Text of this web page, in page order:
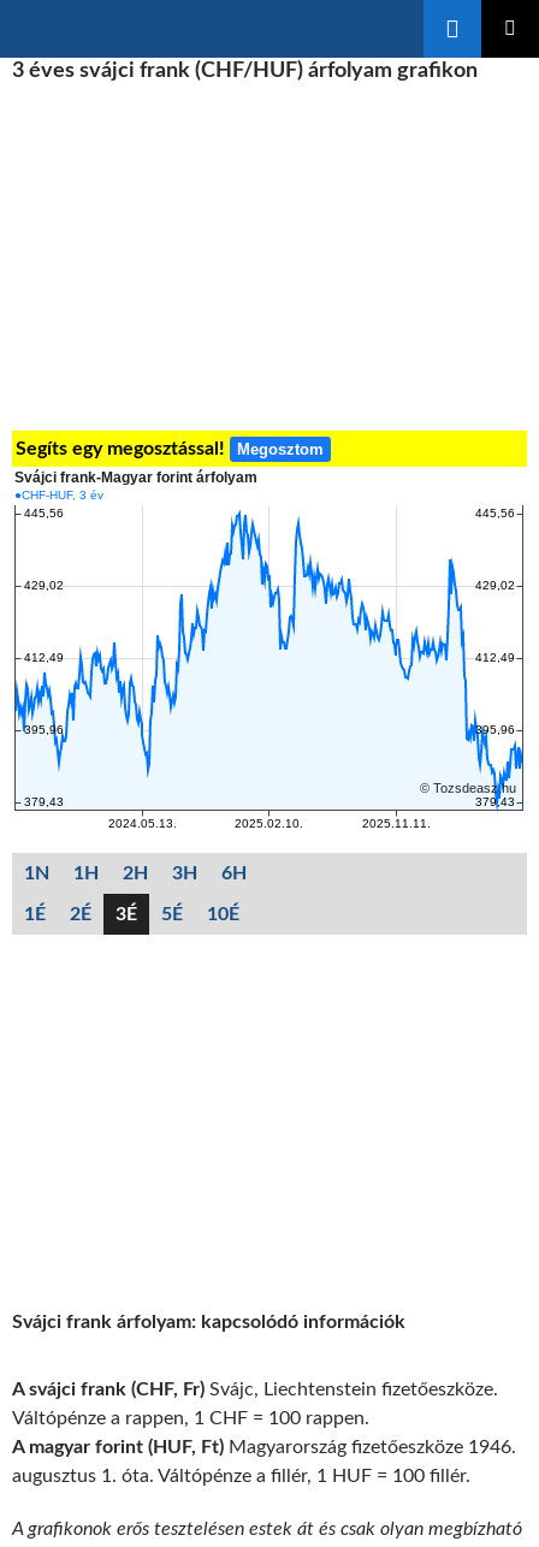
A
3 éves svájci frank (CHF/HUF) árfolyam grafikon
Segíts egy megosztással! Megosztom
1N 1H 2H 3H 6H
1É 2É 3É 5É 10É
Svájci frank árfolyam: kapcsolódó információk
A svájci frank (CHF, Fr) Svájc, Liechtenstein fizetőeszköze.
Váltópénze a rappen, 1 CHF = 100 rappen.
A magyar forint (HUF, Ft) Magyarország fizetőeszköze 1946.
augusztus 1. óta. Váltópénze a fillér, 1 HUF = 100 fillér.
A grafikonok erős tesztelésen estek át és csak olyan megbízható